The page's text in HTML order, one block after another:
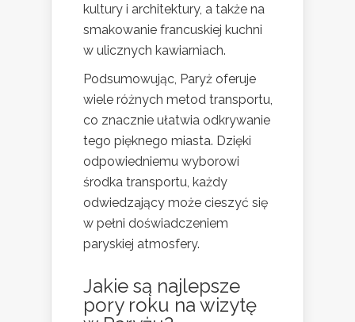
kultury i architektury, a także na
smakowanie francuskiej kuchni
w ulicznych kawiarniach.
Podsumowując, Paryż oferuje
wiele różnych metod transportu,
co znacznie ułatwia odkrywanie
tego pięknego miasta. Dzięki
odpowiedniemu wyborowi
środka transportu, każdy
odwiedzający może cieszyć się
w pełni doświadczeniem
paryskiej atmosfery.
Jakie są najlepsze
pory roku na wizytę